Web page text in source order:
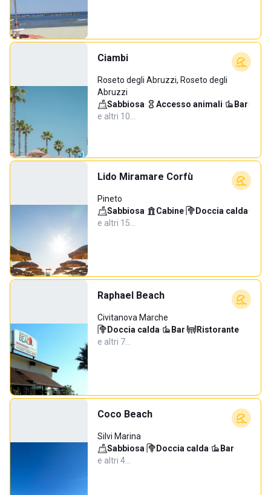
Ciambi
Roseto degli Abruzzi, Roseto degli
Abruzzi
Sabbiosa· Accesso animali· Bar·
e altri 10…
Lido Miramare Corfù
Pineto
Sabbiosa· Cabine· Doccia calda·
e altri 15…
Raphael Beach
Civitanova Marche
Doccia calda· Bar· Ristorante·
e altri 7…
Coco Beach
Silvi Marina
Sabbiosa· Doccia calda· Bar·
e altri 4…